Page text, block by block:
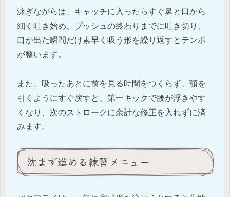
泳ぎながらは、キャッチに入ったらすぐ鼻と口から
細く吐き始め、プッシュの終わりまでに吐き切り、
口が出た瞬間だけ素早く吸う形を繰り返すとテンポ
が整います。
また、吸ったあとに前を見る時間をつくらず、顎を
引くようにすぐ戻すと、第一キックで腰が浮きやす
くなり、次のストロークに余計な修正を入れずに済
みます。
沈まず進める練習メニュー